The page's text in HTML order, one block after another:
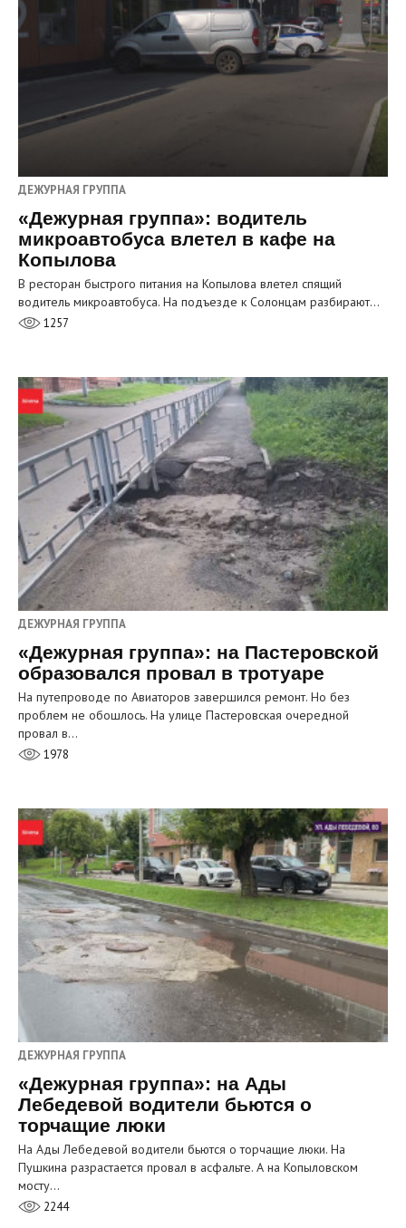
ДЕЖУРНАЯ ГРУППА
«Дежурная группа»: водитель
микроавтобуса влетел в кафе на
Копылова
В ресторан быстрого питания на Копылова влетел спящий
водитель микроавтобуса. На подъезде к Солонцам разбирают…
1257
ДЕЖУРНАЯ ГРУППА
«Дежурная группа»: на Пастеровской
образовался провал в тротуаре
На путепроводе по Авиаторов завершился ремонт. Но без
проблем не обошлось. На улице Пастеровская очередной
провал в…
1978
ДЕЖУРНАЯ ГРУППА
«Дежурная группа»: на Ады
Лебедевой водители бьются о
торчащие люки
На Ады Лебедевой водители бьются о торчащие люки. На
Пушкина разрастается провал в асфальте. А на Копыловском
мосту…
2244